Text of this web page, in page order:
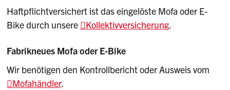
Minuten
Benützung von öffentlichen Verkehrsmitteln
zweckmässig
Treffen alle Voraussetzungen zu, kann
Folgende Voraussetzungen müssen erfüllt sein:
Schulweg mit mindestens 125 Meter
Höhenunterschied und länger als 30
Minuten
Haftpflichtversichert ist das eingelöste Mofa oder E-
Bike durch unsere
Kollektivversicherung.
Fabrikneues Mofa oder E-Bike
Wir benötigen den Kontrollbericht oder Ausweis vom
Mofahändler.